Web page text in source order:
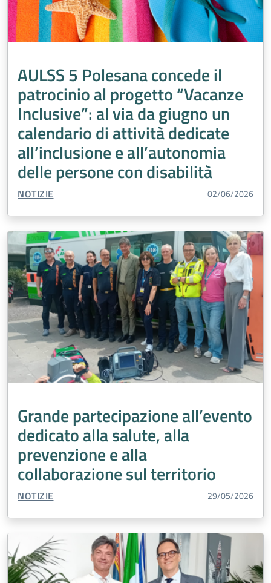
AULSS 5 Polesana concede il
patrocinio al progetto “Vacanze
Inclusive”: al via da giugno un
calendario di attività dedicate
all’inclusione e all’autonomia
delle persone con disabilità
TIPO CONTENUTO:
NOTIZIE 02/06/2026
Grande partecipazione all’evento
dedicato alla salute, alla
prevenzione e alla
collaborazione sul territorio
TIPO CONTENUTO:
NOTIZIE 29/05/2026